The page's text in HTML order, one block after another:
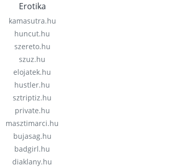
Erotika
kamasutra.hu
huncut.hu
szereto.hu
szuz.hu
elojatek.hu
hustler.hu
sztriptiz.hu
private.hu
masztimarci.hu
bujasag.hu
badgirl.hu
diaklany.hu